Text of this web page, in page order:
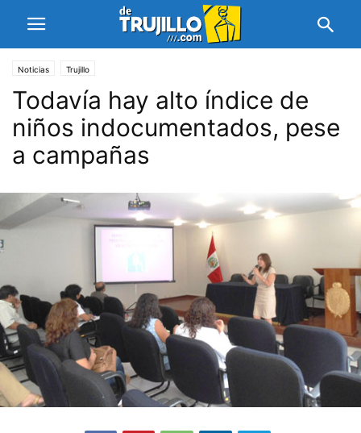
Noticias Trujillo
Todavía hay alto índice de
niños indocumentados, pese
a campañas